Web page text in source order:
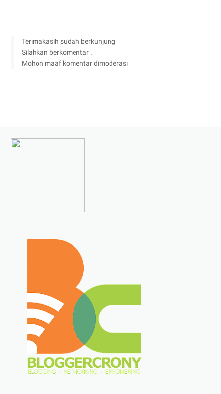
Terimakasih sudah berkunjung
Silahkan berkomentar .
Mohon maaf komentar dimoderasi